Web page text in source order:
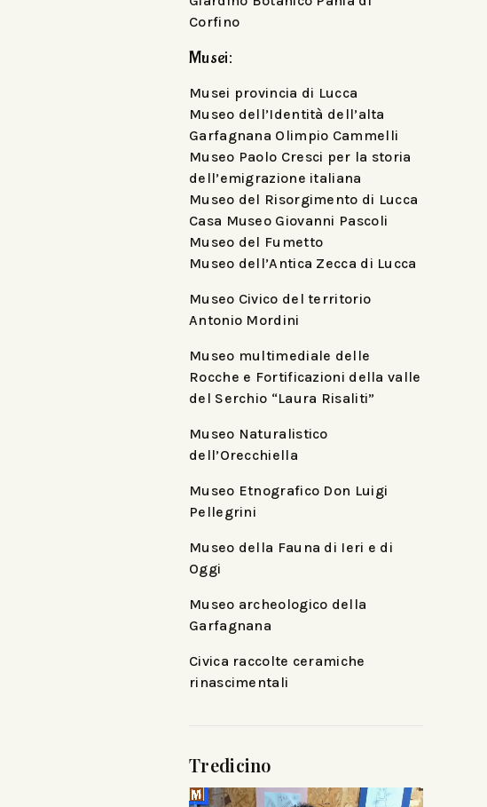
Corfino
Musei:
Musei provincia di Lucca
Museo dell’Identità dell’alta
Garfagnana Olimpio Cammelli
Museo Paolo Cresci per la storia
dell’emigrazione italiana
Museo del Risorgimento di Lucca
Casa Museo Giovanni Pascoli
Museo del Fumetto
Museo dell’Antica Zecca di Lucca
Museo Civico del territorio
Antonio Mordini
Museo multimediale delle
Rocche e Fortificazioni della valle
del Serchio “Laura Risaliti”
Museo Naturalistico
dell’Orecchiella
Museo Etnografico Don Luigi
Pellegrini
Museo della Fauna di Ieri e di
Oggi
Museo archeologico della
Garfagnana
Civica raccolte ceramiche
rinascimentali
Tredicino
Video